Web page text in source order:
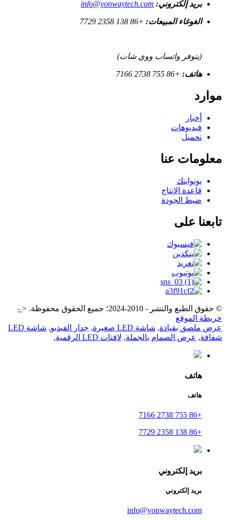
بريد إلكتروني: info@yonwaytech.com
الغوغاء المبيعات: +86 138 2358 7729
(يتوفر واتساب ووي شات)
هاتف: +86 755 2738 7166
موارد
أخبار
فيديوهات
تحميل
معلومات عنا
يونوايتك
قاعدة الإنتاج
ضبط الجودة
تابعنا على
© حقوق الطبع والنشر - 2010-2024؛ جميع الحقوق محفوظة. <
-
خريطة الموقع
عرض ملصق بقيادة, شاشة LED صغيرة , جدار الفيديو,
شاشة LED
شفافة, عرض الصمام بالجملة, لافتات LED الرقمية ,
هاتف
هاتف
+86 755 2738 7166
+86 138 2358 7729
بريد إلكتروني
بريد إلكتروني
info@yonwaytech.com